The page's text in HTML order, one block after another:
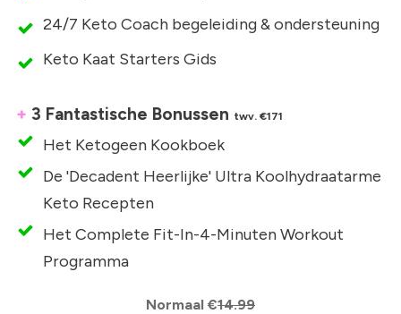
24/7 Keto Coach begeleiding & ondersteuning
Keto Kaat Starters Gids
+ 3 Fantastische Bonussen twv. €171
Het Ketogeen Kookboek
De 'Decadent Heerlijke' Ultra Koolhydraatarme
Keto Recepten
Het Complete Fit-In-4-Minuten Workout
Programma
Normaal €14.99